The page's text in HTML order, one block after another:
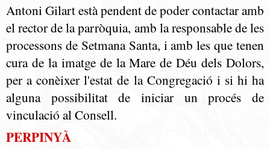
Antoni Gilart està pendent de poder contactar amb
el rector de la parròquia, amb la responsable de les
processons de Setmana Santa, i amb les que tenen
cura de la imatge de la Mare de Déu dels Dolors,
per a conèixer l'estat de la Congregació i si hi ha
alguna possibilitat de iniciar un procés de
vinculació al Consell.
PERPINYÀ